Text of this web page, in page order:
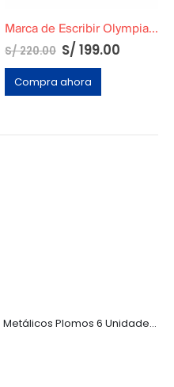
Marca de Escribir Olympia 300 Rosa
S/220.00 El
precio
original
era:
S/ 220.00.
S/ 199.00El
Compra ahora
Juego de Yases Metálicos Plomos 6 Unidades + Pelota de Goma (En Bolsita Lista para Regalar)